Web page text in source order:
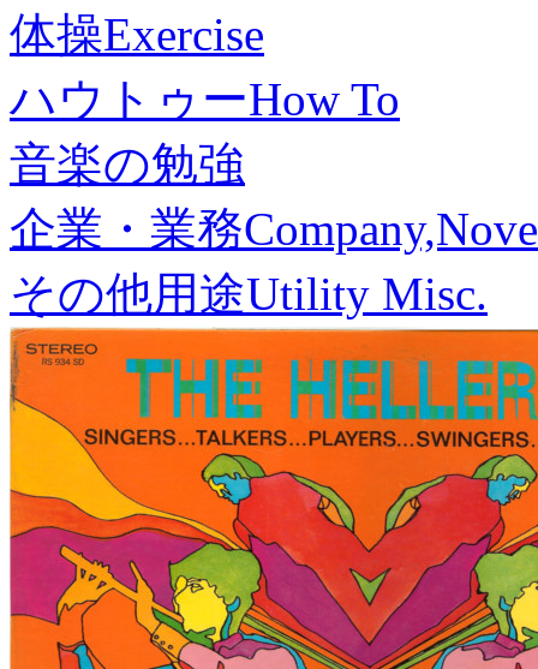
体操Exercise
ハウトゥーHow To
音楽の勉強
企業・業務
その他用途Utility Misc.